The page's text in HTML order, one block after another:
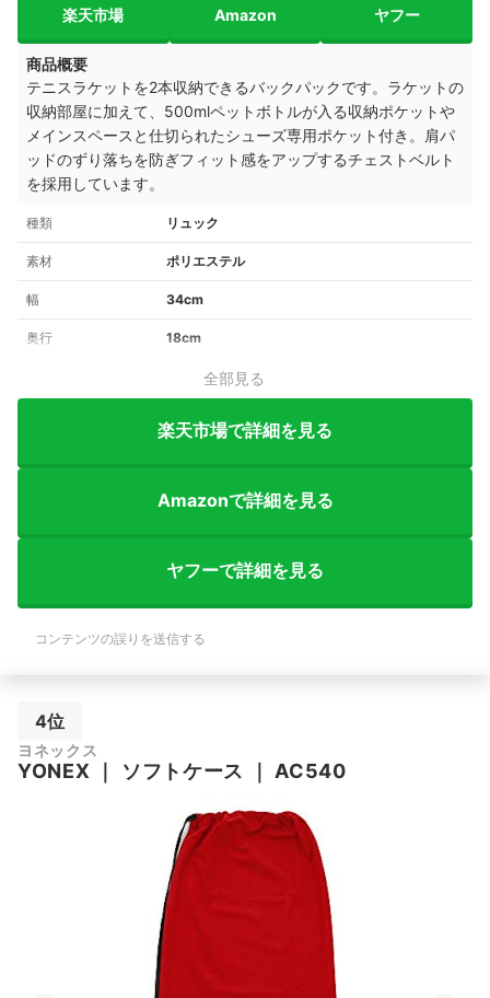
楽天市場 Amazon ヤフー
商品概要
テニスラケットを2本収納できるバックパックです。ラケットの
収納部屋に加えて、500mlペットボトルが入る収納ポケットや
メインスペースと仕切られたシューズ専用ポケット付き。肩パ
ッドのずり落ちを防ぎフィット感をアップするチェストベルト
を採用しています。
種類 リュック
素材 ポリエステル
幅 34cm
奥行 18cm
全部見る
楽天市場で詳細を見る
Amazonで詳細を見る
ヤフーで詳細を見る
コンテンツの誤りを送信する
4位
ヨネックス
YONEX ｜ ソフトケース ｜ AC540